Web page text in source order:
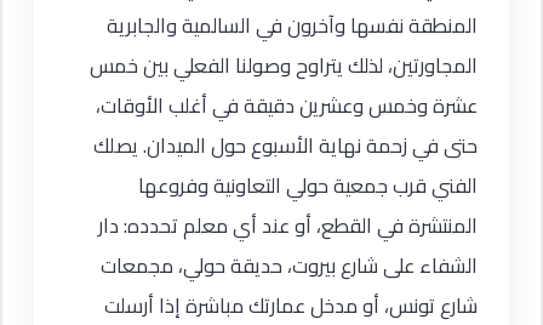
المنطقة نفسها وآخرون في السالمية والجابرية
المجاورتين، لذلك يتراوح وصولنا الفعلي بين خمس
عشرة وخمس وعشرين دقيقة في أغلب الأوقات،
حتى في زحمة نهاية الأسبوع حول الميدان. يصلك
الفني قرب جمعية حولي التعاونية وفروعها
المنتشرة في القطع، أو عند أي معلم تحدده: دار
الشفاء على شارع بيروت، حديقة حولي، مجمعات
شارع تونس، أو مدخل عمارتك مباشرة إذا أرسلت